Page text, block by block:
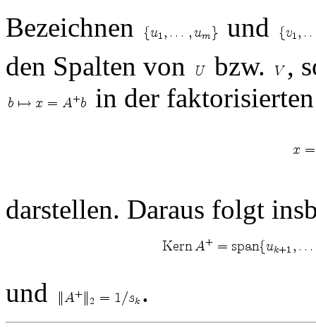
Bezeichnen
und
den Spalten von
bzw.
,
in der
darstellen. Daraus folgt
und .